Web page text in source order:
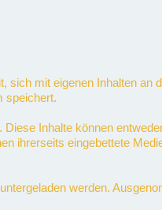
sich mit eigenen Inhalten
speichert.
Inhalte können
ihrerseits eingebettete
werden.